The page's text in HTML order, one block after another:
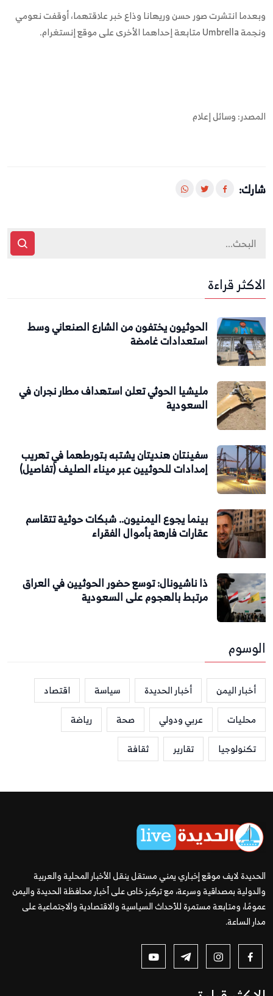
وبعدما انتشرت صور حسن وريهانا وذاع خبر علاقتهما، أوقفت نعومي
ونجمة Umbrella متابعة إحداهما الأخرى على موقع إنستغرام.
المصدر: وسائل إعلام
شارك:
الاكثر قراءة
الحوثيون يختفون من الشارع الصنعاني وسط
استعدادات غامضة
مليشيا الحوثي تعلن استهداف مطار نجران في
السعودية
سفينتان هنديتان يشتبه بتورطهما في تهريب
إمدادات للحوثيين عبر ميناء الصليف (تفاصيل)
بينما يجوع اليمنيون.. شبكات حوثية تتقاسم
عقارات فارهة بأموال الفقراء
ذا ناشيونال: توسع حضور الحوثيين في العراق
مرتبط بالهجوم على السعودية
الوسوم
أخبار اليمن أخبار الحديدة سياسة
اقتصاد
محليات
عربي ودولي صحة
رياضة
تكنولوجيا
تقارير ثقافة
الحديدة لايف موقع إخباري يمني مستقل ينقل الأخبار المحلية والعربية
والدولية بمصداقية وسرعة، مع تركيز خاص على أخبار محافظة الحديدة واليمن
عمومًا، ومتابعة مستمرة للأحداث السياسية والاقتصادية والاجتماعية على
مدار الساعة.